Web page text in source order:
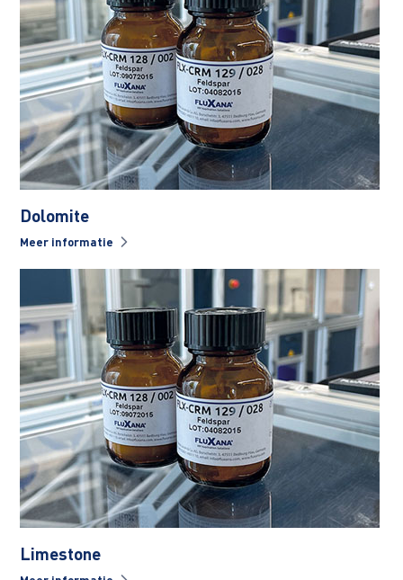
Dolomite
Meer informatie
Limestone